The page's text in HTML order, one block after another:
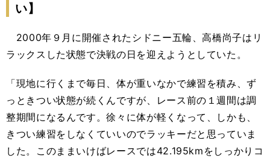
い】
2000年９月に開催されたシドニー五輪、高橋尚子はリ
ラックスした状態で決戦の日を迎えようとしていた。
「現地に行くまで毎日、体が重いなかで練習を積み、ず
っときつい状態が続くんですが、レース前の１週間は調
整期間になるんです。徐々に体が軽くなって、しかも、
きつい練習をしなくていいのでラッキーだと思っていま
した。このままいけばレースでは42.195kmをしっかりコ